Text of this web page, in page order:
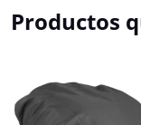
Productos